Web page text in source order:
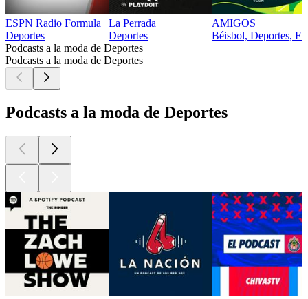
ESPN Radio Formula
Deportes
La Perrada
Deportes
AMIGOS
Béisbol, Deportes,
Podcasts a la moda de Deportes
Podcasts a la moda de Deportes
Podcasts a la moda de Deportes